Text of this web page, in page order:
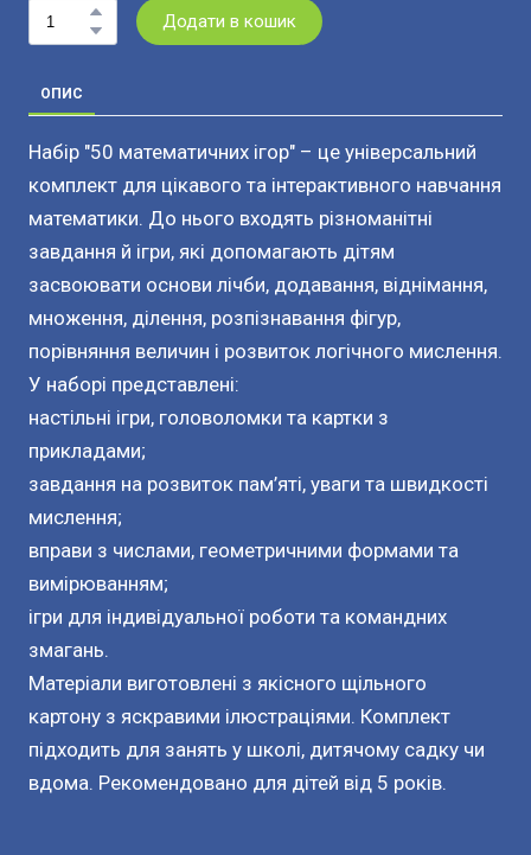
Додати в кошик
ОПИС
Набір "50 математичних ігор" – це універсальний
комплект для цікавого та інтерактивного навчання
математики. До нього входять різноманітні
завдання й ігри, які допомагають дітям
засвоювати основи лічби, додавання, віднімання,
множення, ділення, розпізнавання фігур,
порівняння величин і розвиток логічного мислення.
У наборі представлені:
настільні ігри, головоломки та картки з
прикладами;
завдання на розвиток пам’яті, уваги та швидкості
мислення;
вправи з числами, геометричними формами та
вимірюванням;
ігри для індивідуальної роботи та командних
змагань.
Матеріали виготовлені з якісного щільного
картону з яскравими ілюстраціями. Комплект
підходить для занять у школі, дитячому садку чи
вдома. Рекомендовано для дітей від 5 років.